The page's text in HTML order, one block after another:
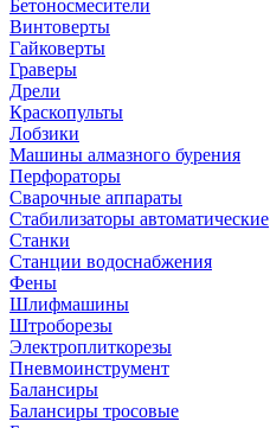
Бетоносмесители
Винтоверты
Гайковерты
Граверы
Дрели
Краскопульты
Лобзики
Машины алмазного бурения
Перфораторы
Сварочные аппараты
Стабилизаторы автоматические
Станки
Станции водоснабжения
Фены
Шлифмашины
Штроборезы
Электроплиткорезы
Пневмоинструмент
Балансиры
Балансиры тросовые